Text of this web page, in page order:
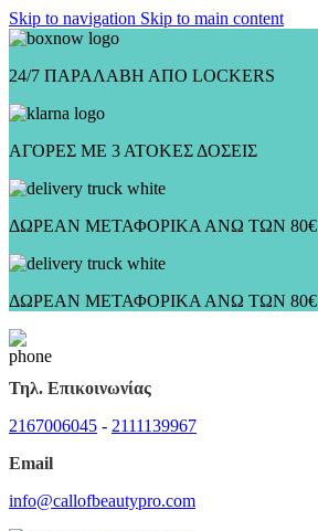
Skip to navigation Skip to main content
24/7 ΠΑΡΑΛΑΒΗ ΑΠΟ LOCKERS
ΑΓΟΡΕΣ ΜΕ 3 ΑΤΟΚΕΣ ΔΟΣΕΙΣ
ΔΩΡΕΑΝ ΜΕΤΑΦΟΡΙΚΑ ΑΝΩ ΤΩΝ 80€
ΔΩΡΕΑΝ ΜΕΤΑΦΟΡΙΚΑ ΑΝΩ ΤΩΝ 80€
Τηλ. Επικοινωνίας
2167006045 - 2111139967
Email
info@callofbeautypro.com